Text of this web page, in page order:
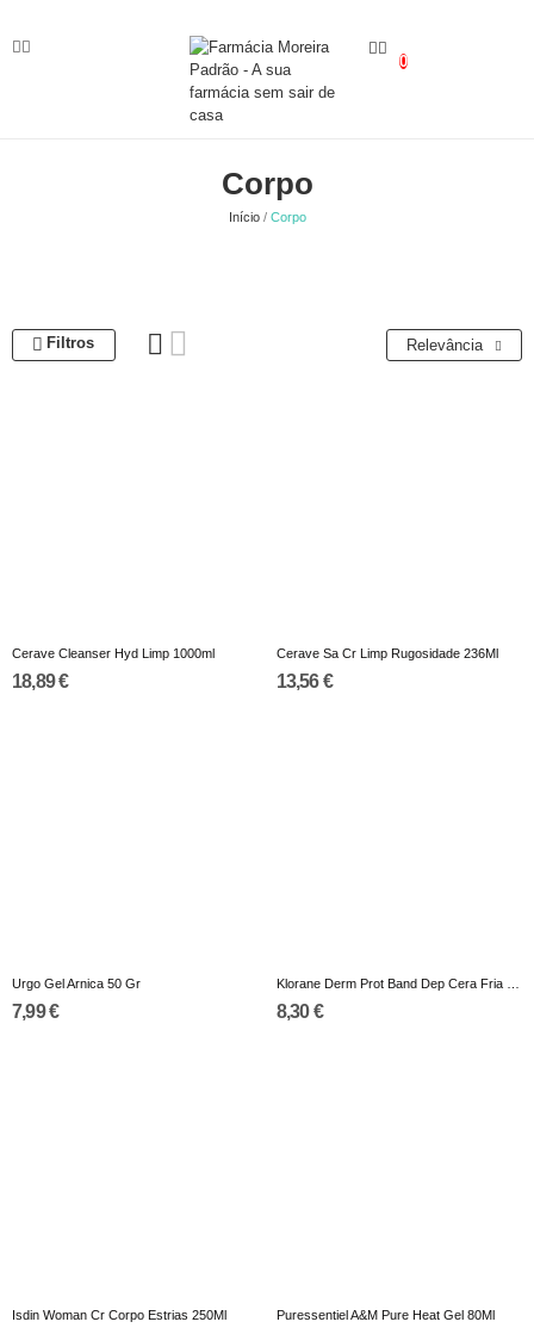
0
Corpo
Início Corpo
Filtros Relevância
Cerave Cleanser Hyd Limp 1000ml
18,89 €
Cerave Sa Cr Limp Rugosidade 236Ml
13,56 €
Urgo Gel Arnica 50 Gr
7,99 € 8,30 €
Isdin Woman Cr Corpo Estrias 250Ml Puressentiel A&M Pure Heat Gel 80Ml